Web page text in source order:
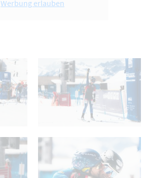
Werbung erlauben